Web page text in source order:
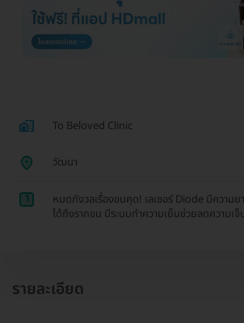
To Beloved Clinic
วัฒนา
1
หมดกังวลเรื่องขนคุด! เลเซอร์ Diode มีความ
ได้ถึงรากขน มีระบบทำความเย็นช่วยลดความเจ็
รายละเอียด